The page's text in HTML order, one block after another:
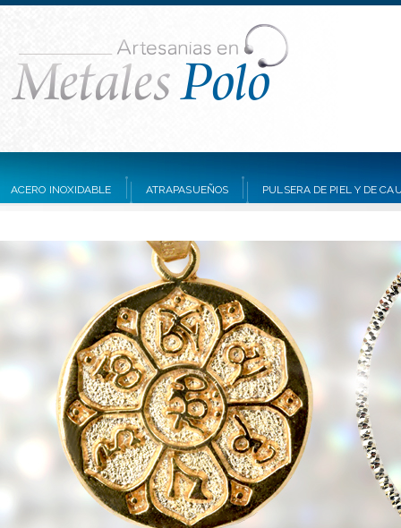
ACERO INOXIDABLE ATRAPASUEÑOS PULSERA DE PIEL Y DE